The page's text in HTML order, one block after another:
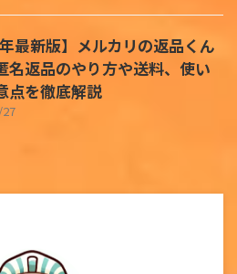
年最新版】メルカリの返品くん
名返品のやり方や送料、使い
点を徹底解説